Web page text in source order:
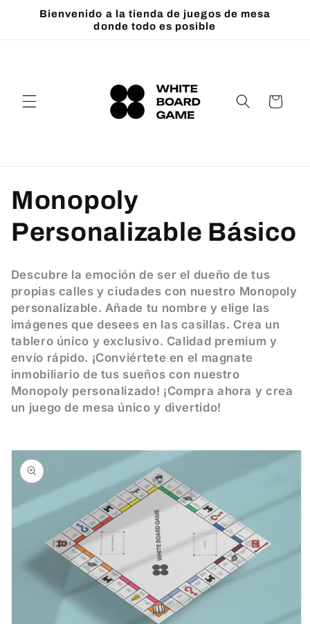
directamente
Bienvenido a la tienda de juegos de mesa
donde todo es posible
Carrito
C
o
l
e
c
c
i
n
Monopoly
Personalizable Básico
Descubre la emoción de ser el dueño de tus
propias calles y ciudades con nuestro Monopoly
personalizable. Añade tu nombre y elige las
imágenes que desees en las casillas. Crea un
tablero único y exclusivo. Calidad premium y
envío rápido. ¡Conviértete en el magnate
inmobiliario de tus sueños con nuestro
Monopoly personalizado! ¡Compra ahora y crea
un juego de mesa único y divertido!
directamente
a la
información
del producto